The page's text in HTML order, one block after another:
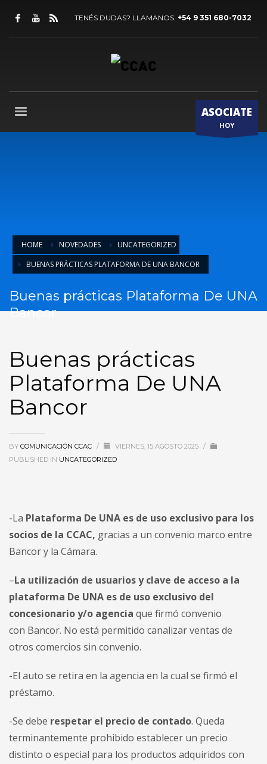
TENÉS DUDAS? LLAMANOS: +54 9 351 680-7032
ASOCIATE
HOY
HOME NOVEDADES
UNCATEGORIZED
BUENAS PRÁCTICAS PLATAFORMA DE UNA BANCOR
Buenas prácticas Plataforma De UNA
Bancor
Buenas prácticas
Plataforma De UNA
Bancor
BY COMUNICACIÓN CCAC / VIERNES, 15 AGOSTO 2025 /
PUBLISHED IN UNCATEGORIZED
-La Plataforma De UNA es de uso exclusivo para los
socios de la CCAC, gracias a un convenio marco entre
Bancor y la Cámara.
–La utilización de usuarios y clave de acceso a la
plataforma De UNA es de uso exclusivo del
concesionario y/o agencia que firmó convenio
con Bancor. No está permitido canalizar ventas de
otros comercios sin convenio.
-El auto se retira en la agencia en la cual se firmó el
préstamo.
-Se debe respetar el precio de contado. Queda
terminantemente prohibido establecer un precio
distinto o especial para los productos adquiridos con